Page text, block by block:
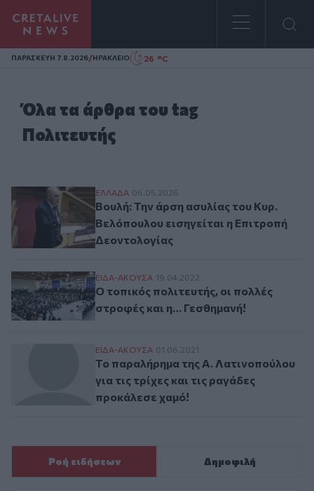
Homepage
ΠΑΡΑΣΚΕΥΗ 7.8.2026/ΗΡΑΚΛΕΙΟ 26 °C
Όλα τα άρθρα του tag
Πολιτευτής
Βουλή: Την άρση ασυλίας του Κυρ.
ΕΛΛAΔΑ 06.05.2026
Βουλή: Την άρση ασυλίας του Κυρ.
Βελόπουλου εισηγείται η Επιτροπή
Δεοντολογίας
Ο τοπικός πολιτευτής, οι πολλές
ΕΙΔΑ-ΑΚΟΥΣΑ 19.04.2022
Ο τοπικός πολιτευτής, οι πολλές
στροφές και η… Γεσθημανή!
Το παραλήρημα της Α. Λατινοπούλου για
ΕΙΔΑ-ΑΚΟΥΣΑ 01.06.2021
Το παραλήρημα της Α. Λατινοπούλου
για τις τρίχες και τις ραγάδες
προκάλεσε χαμό!
Ροή ειδήσεων Δημοφιλή